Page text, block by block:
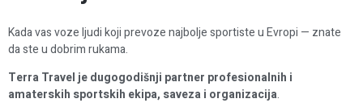
Kada vas voze ljudi koji prevoze najbolje sportiste u Evropi — znate
da ste u dobrim rukama.
Terra Travel je dugogodišnji partner profesionalnih i
amaterskih sportskih ekipa, saveza i organizacija.